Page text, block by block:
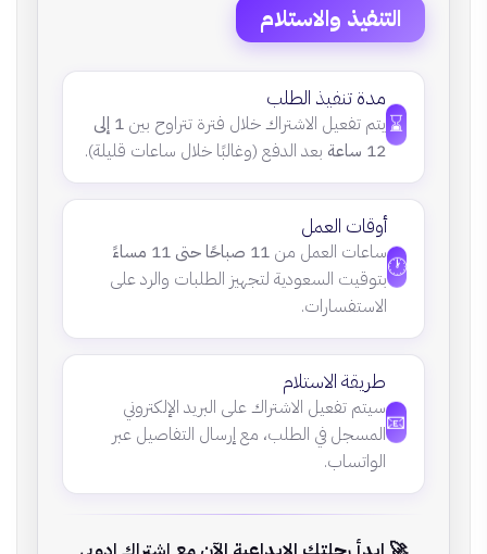
التنفيذ والاستلام
⌛
مدة تنفيذ الطلب
يتم تفعيل الاشتراك خلال فترة تتراوح بين 1 إلى
12 ساعة
بعد الدفع (وغالبًا خلال ساعات قليلة).
🕐
أوقات العمل
ساعات العمل من11 صباحًا حتى 11 مساءً
بتوقيت السعودية لتجهيز الطلبات والرد على
الاستفسارات.
📧
طريقة الاستلام
سيتم تفعيل الاشتراك على البريد الإلكتروني
المسجل في الطلب، مع إرسال التفاصيل عبر
الواتساب.